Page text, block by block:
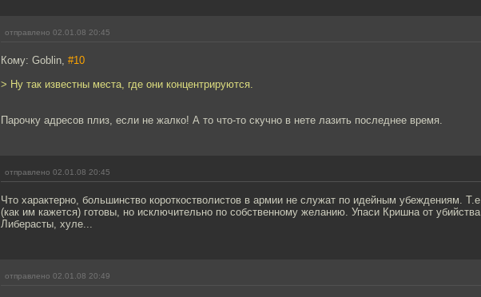
отправлено 02.01.08 20:45
Кому: Goblin, #10
> Ну так известны места, где они концентрируются.
Парочку адресов плиз, если не жалко! А то что-то скучно в нете лазить последнее время.
отправлено 02.01.08 20:45
Что характерно, большинство короткостволистов в армии не служат по идейным убеждениям.
(как им кажется) готовы, но исключительно по собственному желанию. Упаси Кришна от убийства
Либерасты, хуле...
отправлено 02.01.08 20:49